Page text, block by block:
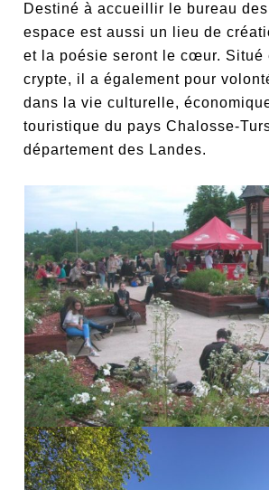
Destiné à accueillir le bureau
espace est aussi un lieu de
et la poésie seront le cœur. Situé
crypte, il a également pour
dans la vie culturelle,
touristique du pays Chalosse-
département des Landes.